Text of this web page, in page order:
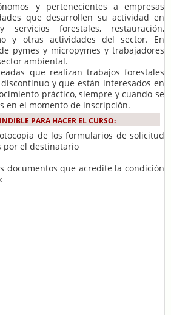
y pertenecientes a empresas
que desarrollen su actividad en
servicios forestales, restauración,
y otras actividades del sector. En
pymes y micropymes y trabajadores
ambiental.
que realizan trabajos forestales
y que están interesados en
práctico, siempre y cuando se
en el momento de inscripción.
PARA HACER EL CURSO:
de los formularios de solicitud
por el destinatario
documentos que acredite la condición